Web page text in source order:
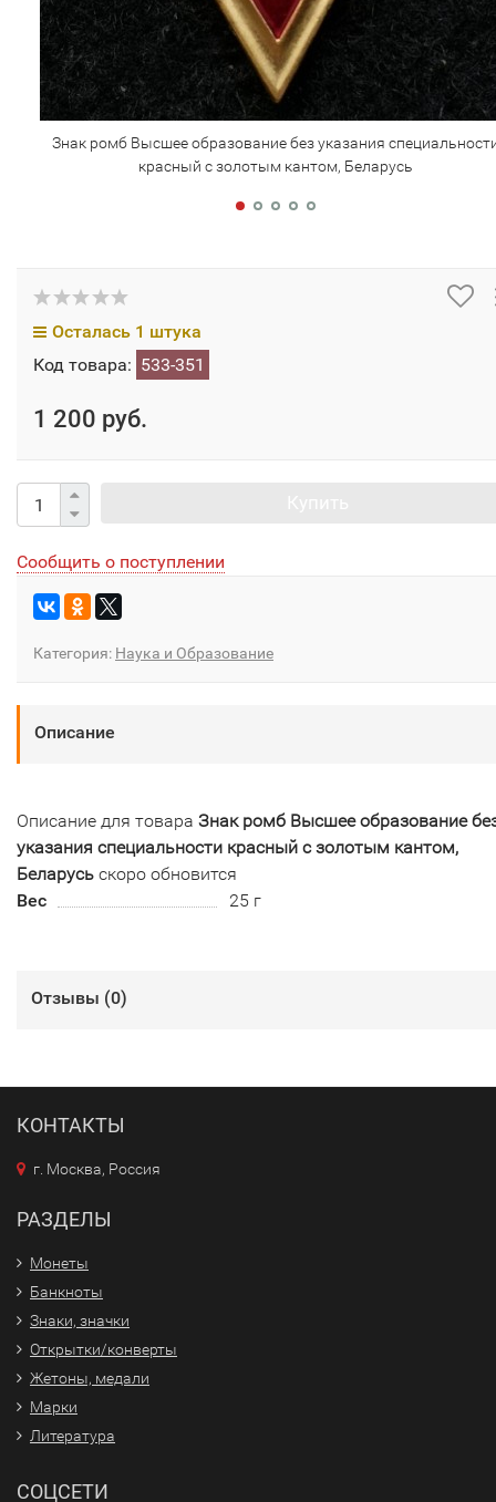
Знак ромб Высшее образование без указания
красный с золотым кантом, Беларусь
Осталась 1 штука
Код товара: 533-351
1 200 руб.
Сообщить о поступлении
Категория: Наука и Образование
Описание
Описание для товара Знак ромб Высшее образование
указания специальности красный с золотым кантом,
Беларусь скоро обновится
Вес
25 г
Отзывы (0)
КОНТАКТЫ
г. Москва, Россия
РАЗДЕЛЫ
Монеты
Банкноты
Знаки, значки
Открытки/конверты
Жетоны, медали
Марки
Литература
СОЦСЕТИ